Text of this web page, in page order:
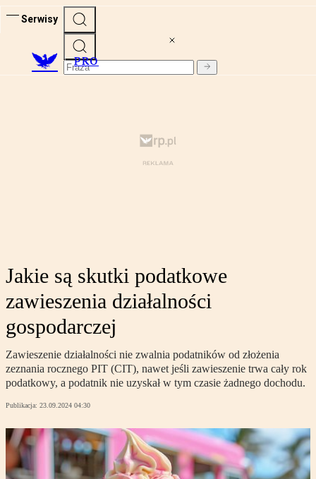
Serwisy
PRO
Jakie są skutki podatkowe
zawieszenia działalności
gospodarczej
Zawieszenie działalności nie zwalnia podatników od złożenia
zeznania rocznego PIT (CIT), nawet jeśli zawieszenie trwa cały rok
podatkowy, a podatnik nie uzyskał w tym czasie żadnego dochodu.
Publikacja: 23.09.2024 04:30